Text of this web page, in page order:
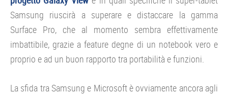
Samsung riuscirà a superare e distaccare la gamma
Surface Pro, che al momento sembra effettivamente
imbattibile, grazie a feature degne di un notebook vero e
proprio e ad un buon rapporto tra portabilità e funzioni.
La sfida tra Samsung e Microsoft è ovviamente ancora agli